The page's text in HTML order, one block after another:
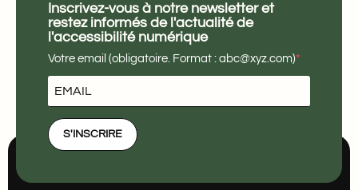
Inscrivez-vous à notre newsletter et
restez informés de l'actualité de
l'accessibilité numérique
Votre email (obligatoire. Format : abc@xyz.com)
S'INSCRIRE